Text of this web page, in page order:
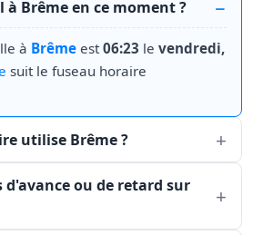
à Brême en ce moment ?
à Brême est06:23 le vendredi,
suit le fuseau horaire
utilise Brême ?
d'avance ou de retard sur